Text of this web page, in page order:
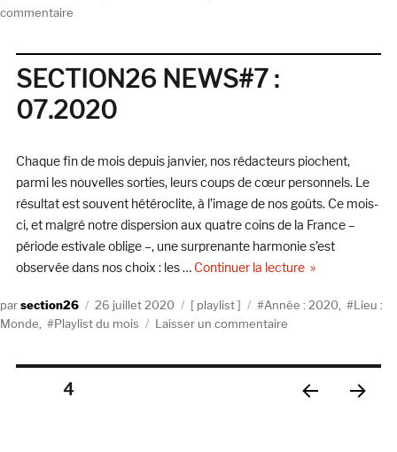
commentaire
Neighborhood
(New
Rose,
1986)
SECTION26 NEWS#7 :
07.2020
Chaque fin de mois depuis janvier, nos rédacteurs piochent,
parmi les nouvelles sorties, leurs coups de cœur personnels. Le
résultat est souvent hétéroclite, à l’image de nos goûts. Ce mois-
ci, et malgré notre dispersion aux quatre coins de la France –
période estivale oblige –, une surprenante harmonie s’est
observée dans nos choix : les … Continuer la lecturede «
Auteursection26
Publié
le
26 juillet 2020 Catégories
playlist Étiquettes
Année : 2020
Lieu :
Monde
Playlist du mois Laisser un commentaire
07.2020
Pagination
PAGE4